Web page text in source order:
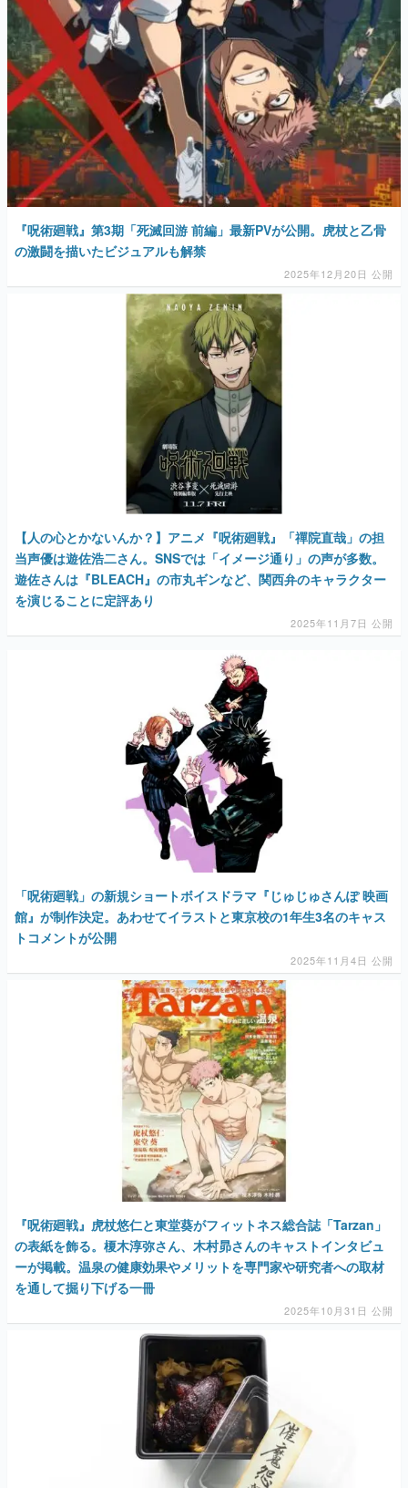
『呪術廻戦』第3期「死滅回游 前編」最新PVが公開。虎杖と乙骨
の激闘を描いたビジュアルも解禁
2025年12月20日 公開
【人の心とかないんか？】アニメ『呪術廻戦』「禪院直哉」の担
当声優は遊佐浩二さん。SNSでは「イメージ通り」の声が多数。
遊佐さんは『BLEACH』の市丸ギンなど、関西弁のキャラクター
を演じることに定評あり
2025年11月7日 公開
「呪術廻戦」の新規ショートボイスドラマ『じゅじゅさんぽ 映画
館』が制作決定。あわせてイラストと東京校の1年生3名のキャス
トコメントが公開
2025年11月4日 公開
『呪術廻戦』虎杖悠仁と東堂葵がフィットネス総合誌「Tarzan」
の表紙を飾る。榎木淳弥さん、木村昴さんのキャストインタビュ
ーが掲載。温泉の健康効果やメリットを専門家や研究者への取材
を通して掘り下げる一冊
2025年10月31日 公開